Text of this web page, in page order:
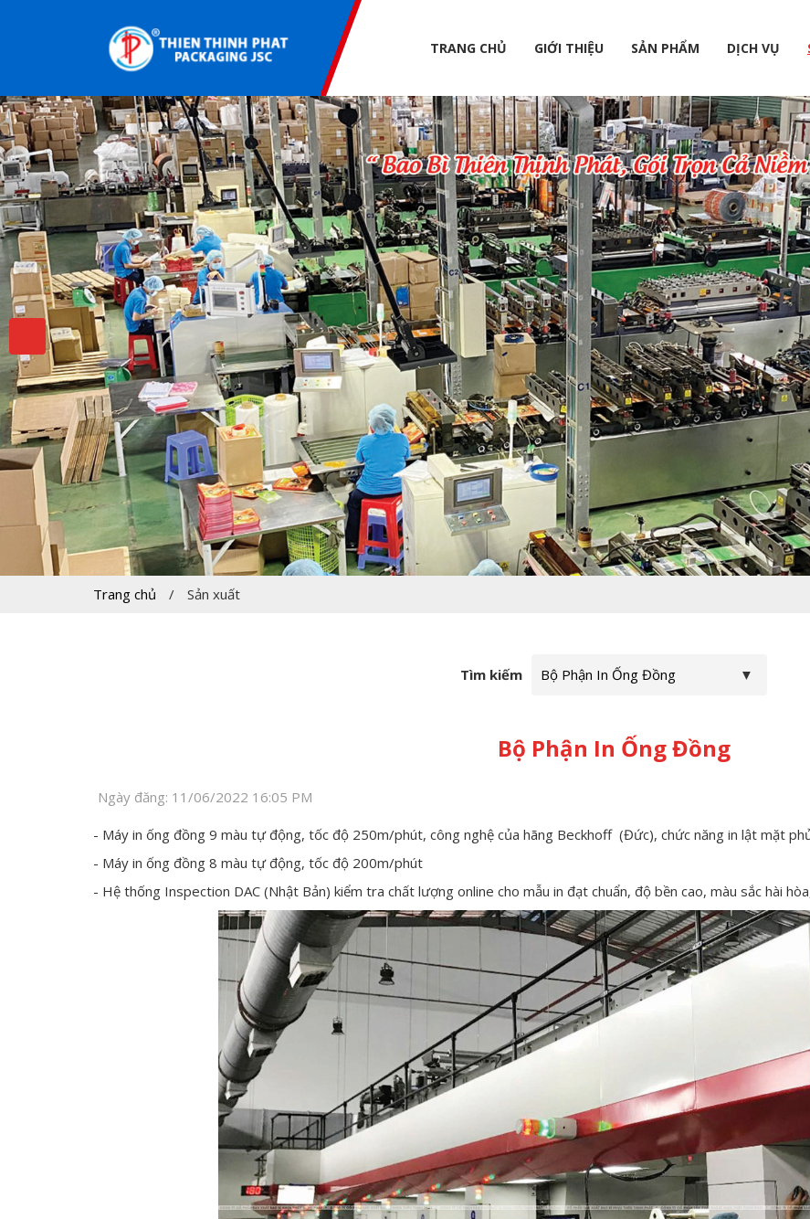
TRANG CHỦ GIỚI THIỆU SẢN PHẨM DỊCH VỤ
Trang chủ / Sản xuất
Tìm kiếm
Bộ Phận In Ống Đồng
Ngày đăng: 11/06/2022 16:05 PM
- Máy in ống đồng 9 màu tự động, tốc độ 250m/phút, công nghệ của hãng Beckhoff (Đức), chức năng in lật mặt
- Máy in ống đồng 8 màu tự động, tốc độ 200m/phút
- Hệ thống Inspection DAC (Nhật Bản) kiểm tra chất lượng online cho mẫu in đạt chuẩn, độ bền cao, màu sắc hài